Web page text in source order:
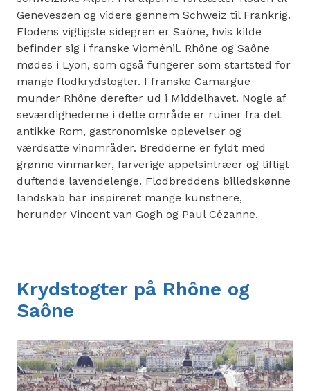
Genevesøen og videre gennem Schweiz til Frankrig.
Flodens vigtigste sidegren er Saône, hvis kilde
befinder sig i franske Vioménil. Rhône og Saône
mødes i Lyon, som også fungerer som startsted for
mange flodkrydstogter. I franske Camargue
munder Rhône derefter ud i Middelhavet. Nogle af
seværdighederne i dette område er ruiner fra det
antikke Rom, gastronomiske oplevelser og
værdsatte vinområder. Bredderne er fyldt med
grønne vinmarker, farverige appelsintræer og lifligt
duftende lavendelenge. Flodbreddens billedskønne
landskab har inspireret mange kunstnere,
herunder Vincent van Gogh og Paul Cézanne.
Krydstogter på Rhône og
Saône